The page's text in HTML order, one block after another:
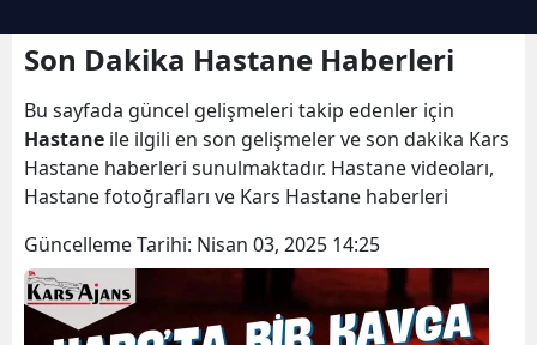
Antalya
Aydın
Balıkesir
Bilecik
Bingöl
Bitlis
Son Dakika Hastane Haberleri
Bu sayfada güncel gelişmeleri takip edenler için
Hastane ile ilgili en son gelişmeler ve son dakika Kars
Hastane haberleri sunulmaktadır. Hastane videoları,
Hastane fotoğrafları ve Kars Hastane haberleri
Güncelleme Tarihi: Nisan 03, 2025 14:25